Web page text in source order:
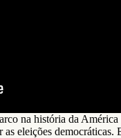
na história da
eleições democráticas.